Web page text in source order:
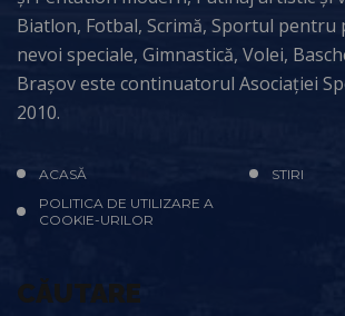
Biatlon, Fotbal, Scrimă, Sportul pentru
nevoi speciale, Gimnastică, Volei,
Brașov este continuatorul Asociației
2010.
ACASĂ
STIRI
POLITICA DE UTILIZARE A
COOKIE-URILOR
CĂUTARE